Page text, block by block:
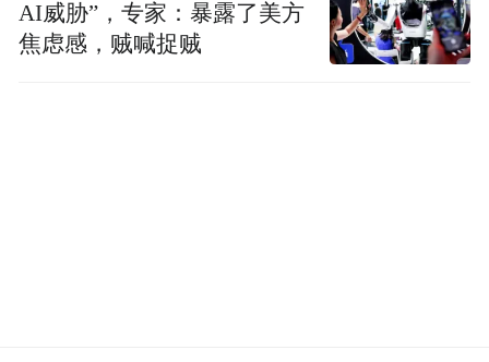
AI威胁”，专家：暴露了美方
焦虑感，贼喊捉贼